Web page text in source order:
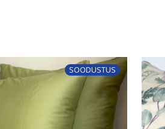
SOODUSTUS